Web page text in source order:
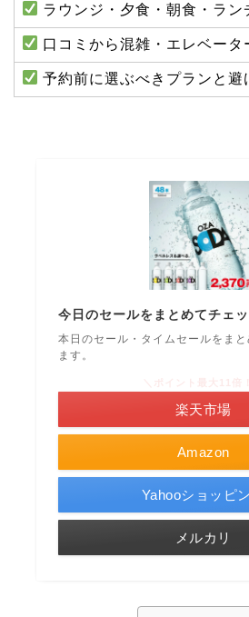
ラウンジ・夕食・朝食・ラン
口コミから混雑・エレベー
予約前に選ぶべきプランと避
今日のセールをまとめてチェッ
本日のセール・タイムセールをま
ます。
Amazon
楽天市場
Yahooショッピ
メルカリ